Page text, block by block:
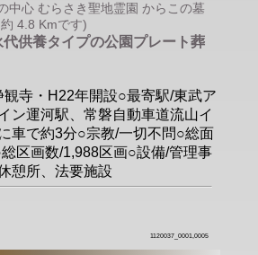
中心 むらさき聖地霊園 からこの墓
4.8 Kmです)
供養タイプの公園プレート葬
観寺・H22年開設○最寄駅/東武ア
ン運河駅、常磐自動車道流山イ
車で約3分○宗教/一切不問○総面
区画数/1,988区画○設備/管理事
憩所、法要施設
1120037_0001,0005